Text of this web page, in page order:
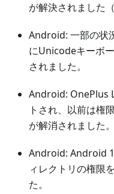
が解決されました
Android: 一部の状
にUnicodeキーボ
されました。
Android: OnePlus
トされ、以前は権
が解消されました。
Android: Android
ィレクトリの権限
た。